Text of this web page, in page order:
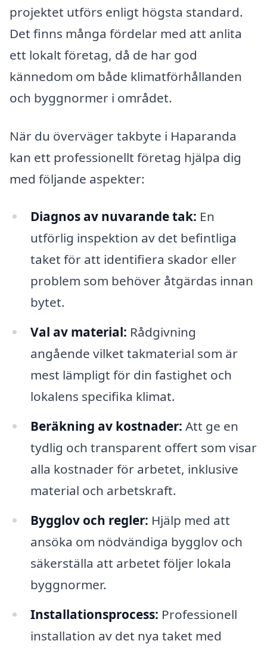
projektet utförs enligt högsta standard.
Det finns många fördelar med att anlita
ett lokalt företag, då de har god
kännedom om både klimatförhållanden
och byggnormer i området.
När du överväger takbyte i Haparanda
kan ett professionellt företag hjälpa dig
med följande aspekter:
Diagnos av nuvarande tak: En
utförlig inspektion av det befintliga
taket för att identifiera skador eller
problem som behöver åtgärdas innan
bytet.
Val av material: Rådgivning
angående vilket takmaterial som är
mest lämpligt för din fastighet och
lokalens specifika klimat.
Beräkning av kostnader: Att ge en
tydlig och transparent offert som visar
alla kostnader för arbetet, inklusive
material och arbetskraft.
Bygglov och regler: Hjälp med att
ansöka om nödvändiga bygglov och
säkerställa att arbetet följer lokala
byggnormer.
Installationsprocess: Professionell
installation av det nya taket med